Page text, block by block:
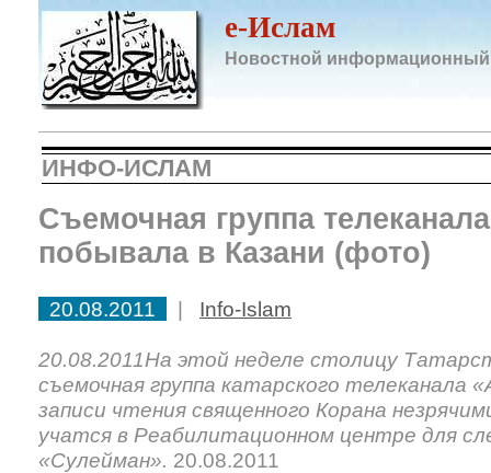
e-Ислам
Новостной информационный
ИНФО-ИСЛАМ
Съемочная группа
побывала в Казани (фото)
20.08.2011 | Info-Islam
20.08.2011На этой неделе столицу
съемочная группа катарского телеканала
записи чтения священного Корана
учатся в Реабилитационном центре для
«Сулейман». 20.08.2011